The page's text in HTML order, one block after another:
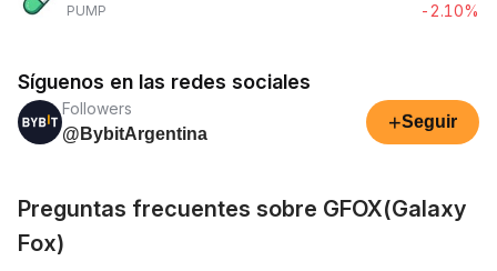
PUMP
-2.10%
Síguenos en las redes sociales
Followers
@BybitArgentina
+Seguir
Preguntas frecuentes sobre GFOX(Galaxy
Fox)